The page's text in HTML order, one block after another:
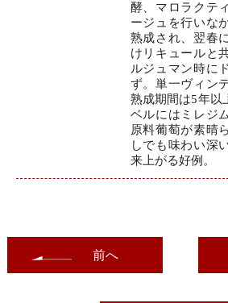
酵、マロラクテ
ージュを行いな
熟成され、翌春
けリキュールと
ルジュマン時に
ず。単一ヴィン
熟成期間は5年以
ベルにはミレジ
原料葡萄が素晴
しでも味わい深
来上がる好例。
前へ